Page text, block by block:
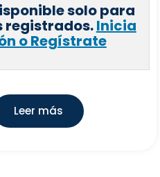
solo para
registrados.Inicia
o Regístrate
Leer más